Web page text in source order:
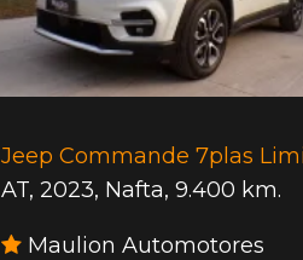
Jeep Commande 7plas
AT, 2023, Nafta, 9.400 km.
Maulion Automotores